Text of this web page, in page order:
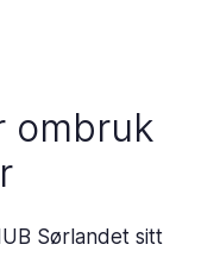
ombruk
Sørlandet sitt